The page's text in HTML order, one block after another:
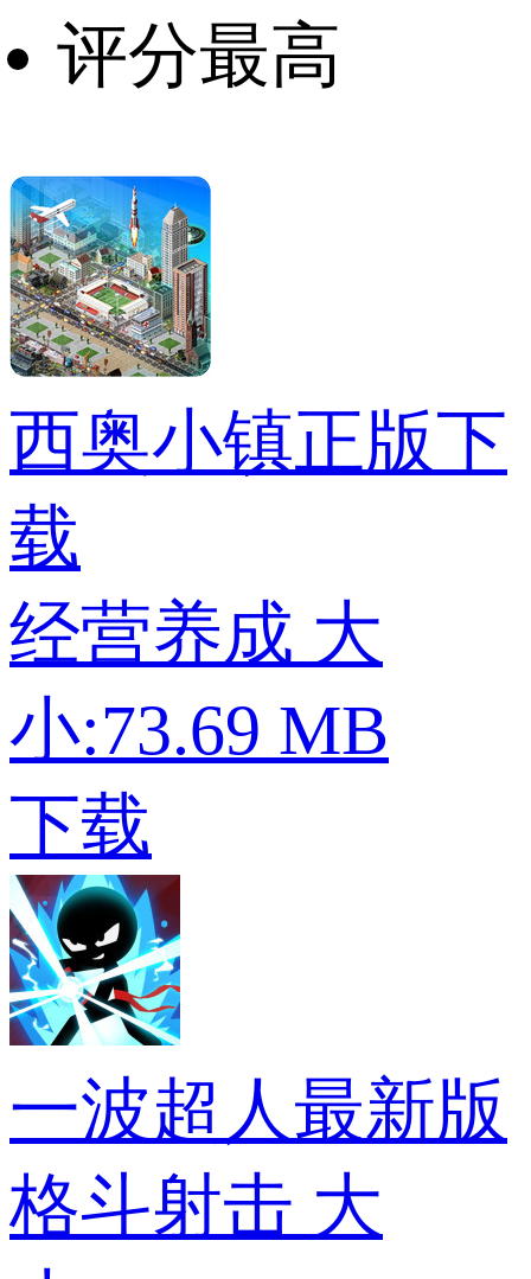
评分最高
西奥小镇正版下
载
经营养成 大
小:73.69 MB
下载
一波超人最新版
格斗射击 大